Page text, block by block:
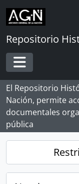
Skip to main content
Repositorio
Toggle
El Repositorio
Nación, permite
documentales
pública